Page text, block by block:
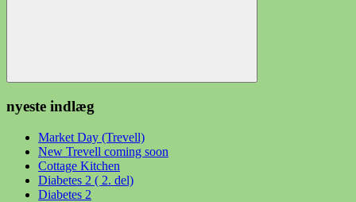
Søg
nyeste indlæg
Market Day (Trevell)
New Trevell coming soon
Cottage Kitchen
Diabetes 2 ( 2. del)
Diabetes 2